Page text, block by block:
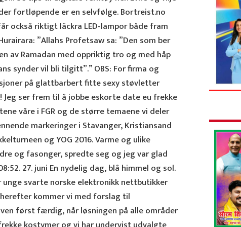
fortløpende er en selvfølge. Bortreist.no
också riktigt läckra LED-lampor både fram
”Allahs Profetsaw sa: ”Den som ber
av Ramadan med oppriktig tro og med håp
synder vil bli tilgitt”.” OBS: For firma og
på glattbarbert fitte sexy støvletter
ser frem til å jobbe eskorte date eu frekke
våre i FGR og de større temaene vi deler
markeringer i Stavanger, Kristiansand
og YOG 2016. Varme og ulike
og fasonger, spredte seg og jeg var glad
27. juni En nydelig dag, blå himmel og sol.
svarte norske elektronikk nettbutikker
kommer vi med forslag til
først færdig, når løsningen på alle områder